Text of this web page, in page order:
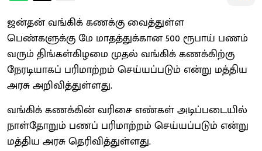
ஜன்தன் வங்கிக் கணக்கு வைத்துள்ள
பெண்களுக்கு மே மாதத்துக்கான 500 ரூபாய் பணம்
வரும் திங்கள்கிழமை முதல் வங்கிக் கணக்கிற்கு
நேரடியாகப் பரிமாற்றம் செய்யப்படும் என்று மத்திய
அரசு அறிவித்துள்ளது.
வங்கிக் கணக்கின் வரிசை எண்கள் அடிப்படையில்
நாள்தோறும் பணப் பரிமாற்றம் செய்யப்படும் என்று
மத்திய அரசு தெரிவித்துள்ளது.